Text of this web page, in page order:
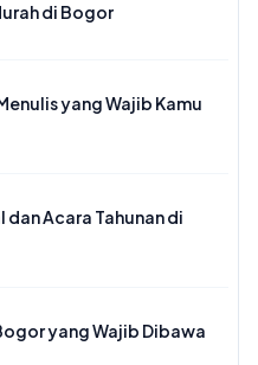
di Bogor
yang Wajib Kamu
Acara Tahunan di
yang Wajib Dibawa